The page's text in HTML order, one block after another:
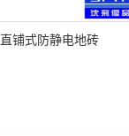
直铺式防静电地砖